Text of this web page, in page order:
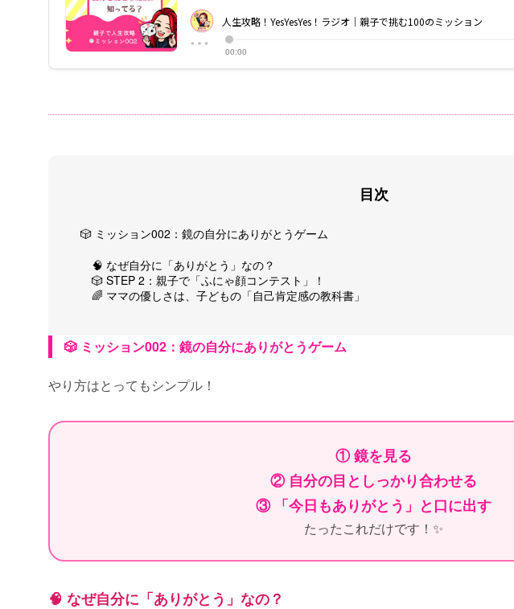
目次
🎲 ミッション002：鏡の自分にありがとうゲーム
🧠 なぜ自分に「ありがとう」なの？
🎲 STEP 2：親子で「ふにゃ顔コンテスト」！
🌈 ママの優しさは、子どもの「自己肯定感の教科書」
🎲 ミッション002：鏡の自分にありがとうゲーム
やり方はとってもシンプル！
① 鏡を見る
② 自分の目としっかり合わせる
③ 「今日もありがとう」と口に出す
たったこれだけです！✨
🧠 なぜ自分に「ありがとう」なの？